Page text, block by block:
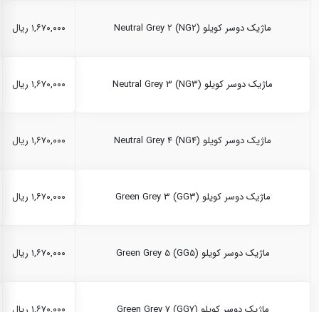
ماژیک دوسر کویلو Neutral Grey 2 (NG2) ۱,۶۷۰,۰۰۰ ریال
ماژیک دوسر کویلو Neutral Grey 3 (NG3) ۱,۶۷۰,۰۰۰ ریال
ماژیک دوسر کویلو Neutral Grey 4 (NG4) ۱,۶۷۰,۰۰۰ ریال
ماژیک دوسر کویلو Green Grey 3 (GG3) ۱,۶۷۰,۰۰۰ ریال
ماژیک دوسر کویلو Green Grey 5 (GG5) ۱,۶۷۰,۰۰۰ ریال